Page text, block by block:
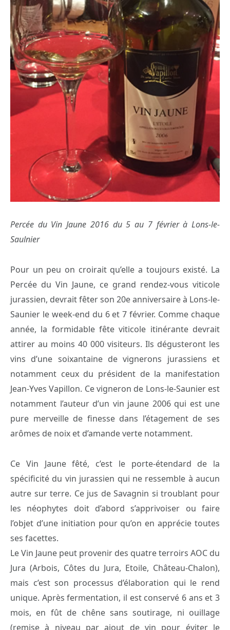
Percée du Vin Jaune 2016 du 5 au 7 février à Lons-le-
Saulnier
Pour un peu on croirait qu’elle a toujours existé. La
Percée du Vin Jaune, ce grand rendez-vous viticole
jurassien, devrait fêter son 20e anniversaire à Lons-le-
Saunier le week-end du 6 et 7 février. Comme chaque
année, la formidable fête viticole itinérante devrait
attirer au moins 40 000 visiteurs. Ils dégusteront les
vins d’une soixantaine de vignerons jurassiens et
notamment ceux du président de la manifestation
Jean-Yves Vapillon. Ce vigneron de Lons-le-Saunier est
notamment l’auteur d’un vin jaune 2006 qui est une
pure merveille de finesse dans l’étagement de ses
arômes de noix et d’amande verte notamment.
Ce Vin Jaune fêté, c’est le porte-étendard de la
spécificité du vin jurassien qui ne ressemble à aucun
autre sur terre. Ce jus de Savagnin si troublant pour
les néophytes doit d’abord s’apprivoiser ou faire
l’objet d’une initiation pour qu’on en apprécie toutes
ses facettes.
Le Vin Jaune peut provenir des quatre terroirs AOC du
Jura (Arbois, Côtes du Jura, Etoile, Château-Chalon),
mais c’est son processus d’élaboration qui le rend
unique. Après fermentation, il est conservé 6 ans et 3
mois, en fût de chêne sans soutirage, ni ouillage
(remise à niveau par ajout de vin pour éviter le